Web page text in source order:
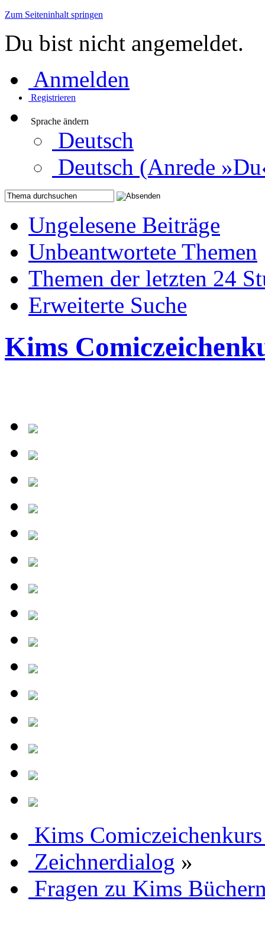
Zum Seiteninhalt springen
Du bist nicht angemeldet.
Anmelden
Registrieren
Sprache ändern
Deutsch
Deutsch (Anrede
Ungelesene Beiträge
Unbeantwortete Themen
Themen der letzten 24
Erweiterte Suche
Kims
Kims
Zeichnerdialog »
Fragen zu Kims